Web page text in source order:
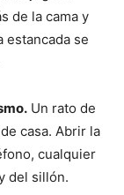
de la cama y
estancada se
Un rato de
casa. Abrir la
cualquier
del sillón.